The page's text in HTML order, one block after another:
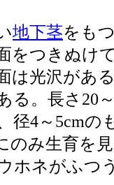
地下茎をも
をつきぬけ
は光沢があ
る。長さ20
径4～5cmの
のみ生育を
ホネがふつ